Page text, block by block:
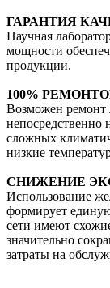
ГАРАНТИЯ
Научная
мощности
продукции.
100%
Возможен ремонт
непосредственно
сложных
низкие
СНИЖЕНИЕ
Использование
формирует
сети имеют
значительно
затраты на